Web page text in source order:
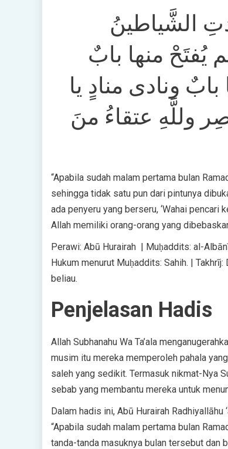
الشَّياطينُ
يُفتَحْ منها بابٌ
ونادى منادٍ يا
وللَّهِ عتقاءُ منَ
“Apabila sudah malam pertama bulan
sehingga tidak satu pun dari pintunya
ada penyeru yang berseru, ‘Wahai pencari
Allah memiliki orang-orang yang
Perawi: Abū Hurairah | Muḥaddits: al-
Hukum menurut Muḥaddits: Sahih. |
beliau.
Penjelasan Hadis
Allah Subhanahu Wa Ta’ala
musim itu mereka memperoleh pahala
saleh yang sedikit. Termasuk nikmat-Nya
sebab yang membantu mereka untuk
Dalam hadis ini, Abū Hurairah
“Apabila sudah malam pertama bulan
tanda-tanda masuknya bulan tersebut dan